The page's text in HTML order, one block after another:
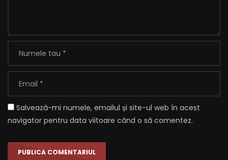
Salvează-mi numele, emailul și site-ul web în acest
navigator pentru data viitoare când o să comentez.